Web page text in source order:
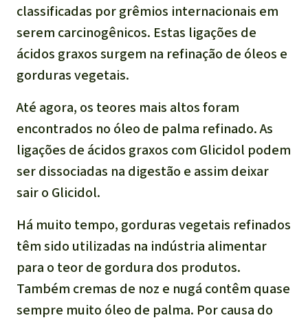
classificadas por grêmios internacionais em
serem carcinogênicos. Estas ligações de
ácidos graxos surgem na refinação de óleos e
gorduras vegetais.
Até agora, os teores mais altos foram
encontrados no óleo de palma refinado. As
ligações de ácidos graxos com Glicidol podem
ser dissociadas na digestão e assim deixar
sair o Glicidol.
Há muito tempo, gorduras vegetais refinados
têm sido utilizadas na indústria alimentar
para o teor de gordura dos produtos.
Também cremas de noz e nugá contêm quase
sempre muito óleo de palma. Por causa do